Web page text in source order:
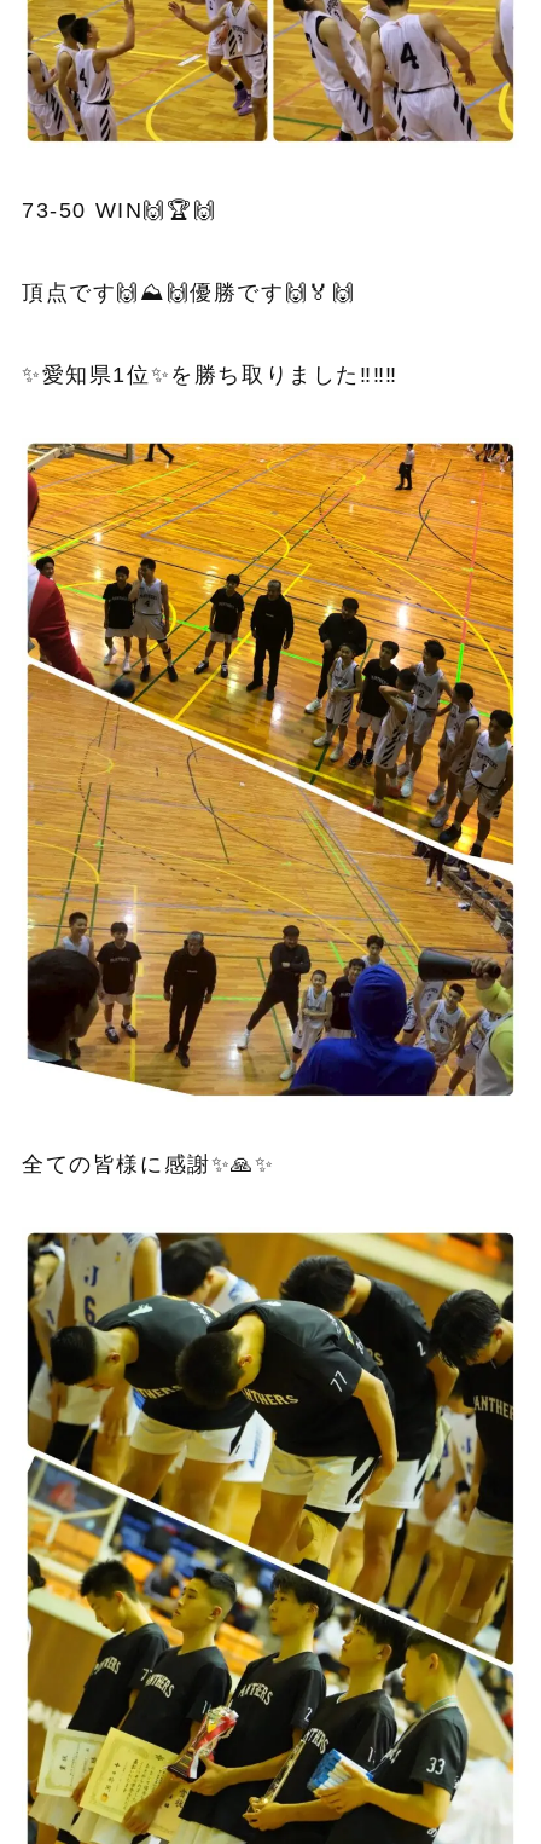
73-50 WIN🙌🏆🙌
頂点です🙌⛰️🙌優勝です🙌🏅🙌
✨愛知県1位✨を勝ち取りました‼️‼️‼️
全ての皆様に感謝✨🙏✨